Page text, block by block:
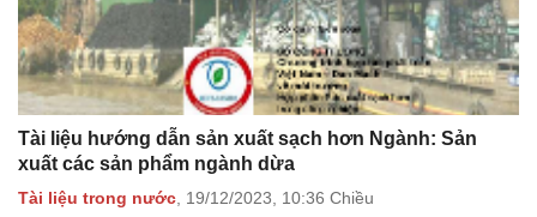
Tài liệu hướng dẫn sản xuất sạch hơn Ngành: Sản
xuất các sản phẩm ngành dừa
Tài liệu trong nước 19/12/2023, 10:36 Chiều